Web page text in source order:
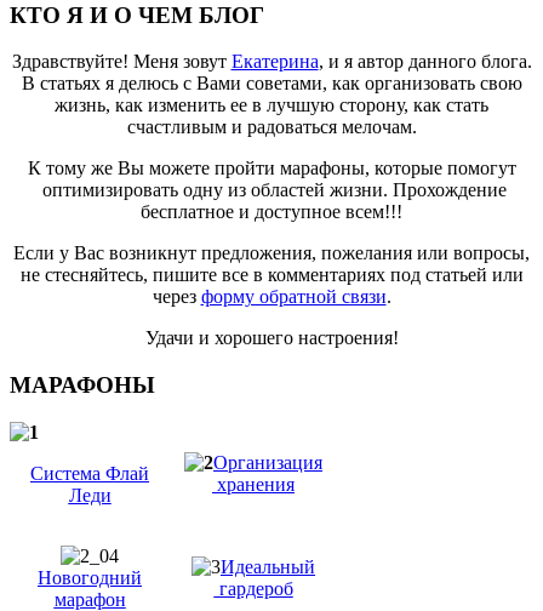
КТО Я И О ЧЕМ БЛОГ
Здравствуйте! Меня зовут Екатерина, и я автор данного блога.
В статьях я делюсь с Вами советами, как организовать свою
жизнь, как изменить ее в лучшую сторону, как стать
счастливым и радоваться мелочам.
К тому же Вы можете пройти марафоны, которые помогут
оптимизировать одну из областей жизни. Прохождение
бесплатное и доступное всем!!!
Если у Вас возникнут предложения, пожелания или вопросы,
не стесняйтесь, пишите все в комментариях под статьей или
через форму обратной связи.
Удачи и хорошего настроения!
МАРАФОНЫ
Система Флай
Леди
Организация
хранения
Новогодний
марафон
Идеальный
гардероб